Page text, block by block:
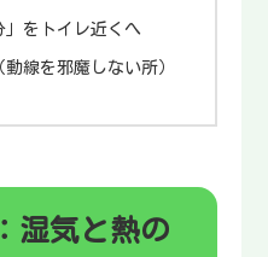
」をトイレ近くへ
線を邪魔しない所）
湿気と熱の